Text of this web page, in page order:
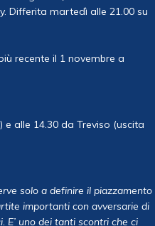
Differita martedì alle 21.00 su
recente il 1 novembre a
alle 14.30 da Treviso (uscita
solo a definire il piazzamento
importanti con avversarie di
uno dei tanti scontri che ci